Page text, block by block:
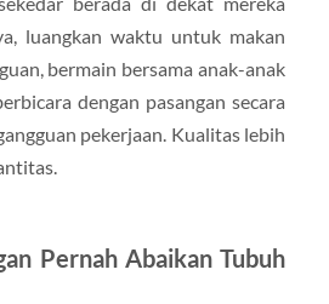
luangkan waktu untuk makan
bermain bersama anak-anak
dengan pasangan secara
pekerjaan. Kualitas lebih
Pernah Abaikan Tubuh